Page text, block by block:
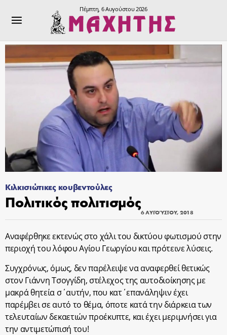
Πέμπτη, 6 Αυγούστου 2026
Κιλκισιώτικες κουβεντούλες
Πολιτικός πολιτισμός
6 ΑΥΓΟΎΣΤΟΥ, 2018
Αναφέρθηκε εκτενώς στο χάλι του δικτύου φωτισμού στην
περιοχή του λόφου Αγίου Γεωργίου και πρότεινε λύσεις.
Συγχρόνως, όμως, δεν παρέλειψε να αναφερθεί θετικώς
στον Γιάννη Τσογγίδη, στέλεχος της αυτοδιοίκησης με
μακρά θητεία σ΄αυτήν, που κατ΄επανάληψιν έχει
παρέμβει σε αυτό το θέμα, όποτε κατά την διάρκεια των
τελευταίων δεκαετιών προέκυπτε, και έχει μεριμνήσει για
την αντιμετώπισή του!